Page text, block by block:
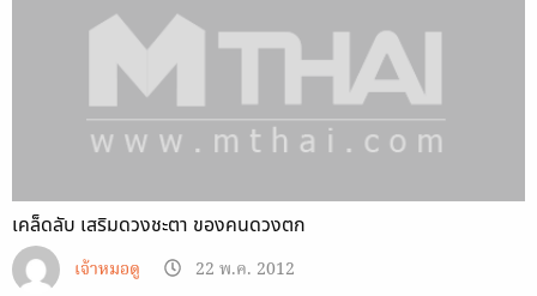
เคล็ดลับ เสริมดวงชะตา ของคนดวงตก
เจ้าหมอดู
22 พ.ค. 2012